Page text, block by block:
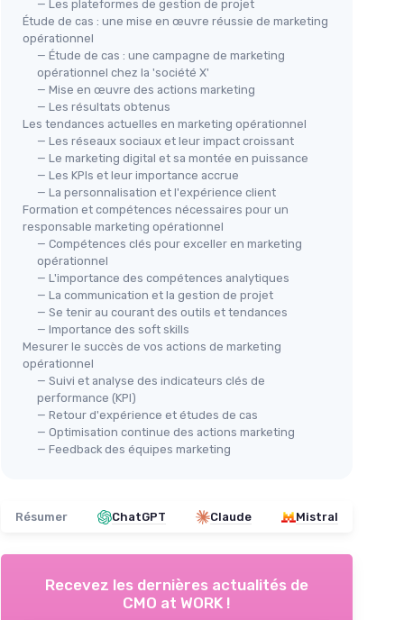
— Les plateformes de gestion de projet
Étude de cas : une mise en œuvre réussie de marketing
opérationnel
— Étude de cas : une campagne de marketing
opérationnel chez la 'société X'
— Mise en œuvre des actions marketing
— Les résultats obtenus
Les tendances actuelles en marketing opérationnel
— Les réseaux sociaux et leur impact croissant
— Le marketing digital et sa montée en puissance
— Les KPIs et leur importance accrue
— La personnalisation et l'expérience client
Formation et compétences nécessaires pour un
responsable marketing opérationnel
— Compétences clés pour exceller en marketing
opérationnel
— L'importance des compétences analytiques
— La communication et la gestion de projet
— Se tenir au courant des outils et tendances
— Importance des soft skills
Mesurer le succès de vos actions de marketing
opérationnel
— Suivi et analyse des indicateurs clés de
performance (KPI)
— Retour d'expérience et études de cas
— Optimisation continue des actions marketing
— Feedback des équipes marketing
Résumer ChatGPT Claude Mistral
Recevez les dernières actualités de
CMO at WORK !